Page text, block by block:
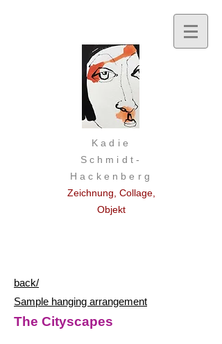
Kadie
Schmidt-
Hackenberg
Zeichnung, Collage,
Objekt
back/
Sample hanging arrangement
The Cityscapes